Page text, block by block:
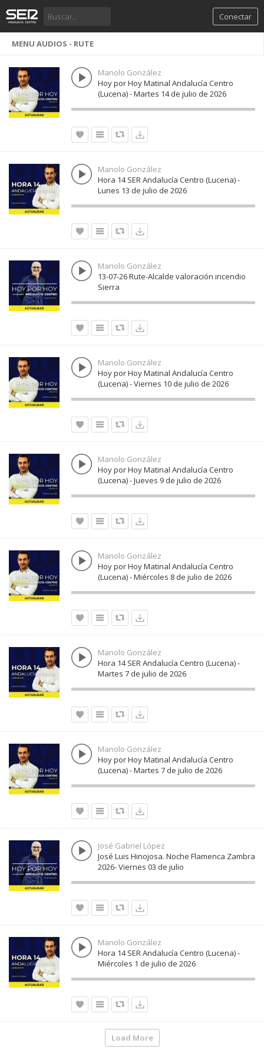
Conectar
MENU AUDIOS - RUTE
Manolo González
Hoy por Hoy Matinal Andalucía Centro
(Lucena) - Martes 14 de julio de 2026
Manolo González
Hora 14 SER Andalucía Centro (Lucena) -
Lunes 13 de julio de 2026
Manolo González
13-07-26 Rute-Alcalde valoración incendio
Sierra
Manolo González
Hoy por Hoy Matinal Andalucía Centro
(Lucena) - Viernes 10 de julio de 2026
Manolo González
Hoy por Hoy Matinal Andalucía Centro
(Lucena) - Jueves 9 de julio de 2026
Manolo González
Hoy por Hoy Matinal Andalucía Centro
(Lucena) - Miércoles 8 de julio de 2026
Manolo González
Hora 14 SER Andalucía Centro (Lucena) -
Martes 7 de julio de 2026
Manolo González
Hoy por Hoy Matinal Andalucía Centro
(Lucena) - Martes 7 de julio de 2026
José Gabriel López
José Luis Hinojosa. Noche Flamenca Zambra
2026- Viernes 03 de julio
Manolo González
Hora 14 SER Andalucía Centro (Lucena) -
Miércoles 1 de julio de 2026
Load More